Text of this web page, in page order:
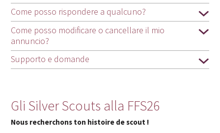
Come posso rispondere a qualcuno?
Come posso modificare o cancellare il mio
annuncio?
Supporto e domande
Gli Silver Scouts alla FFS26
Nous recherchons ton histoire de scout !